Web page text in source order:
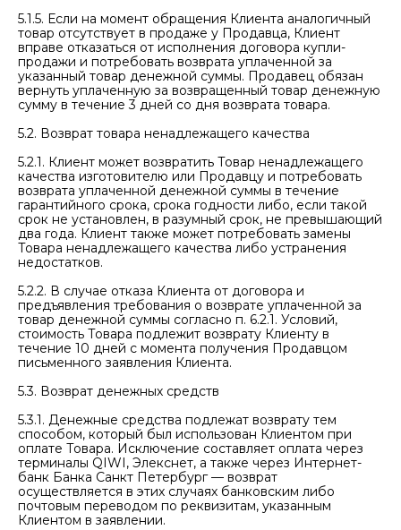
5.1.5. Если на момент обращения Клиента аналогичный
товар отсутствует в продаже у Продавца, Клиент
вправе отказаться от исполнения договора купли-
продажи и потребовать возврата уплаченной за
указанный товар денежной суммы. Продавец обязан
вернуть уплаченную за возвращенный товар денежную
сумму в течение 3 дней со дня возврата товара.
5.2. Возврат товара ненадлежащего качества
5.2.1. Клиент может возвратить Товар ненадлежащего
качества изготовителю или Продавцу и потребовать
возврата уплаченной денежной суммы в течение
гарантийного срока, срока годности либо, если такой
срок не установлен, в разумный срок, не превышающий
два года. Клиент также может потребовать замены
Товара ненадлежащего качества либо устранения
недостатков.
5.2.2. В случае отказа Клиента от договора и
предъявления требования о возврате уплаченной за
товар денежной суммы согласно п. 6.2.1. Условий,
стоимость Товара подлежит возврату Клиенту в
течение 10 дней с момента получения Продавцом
письменного заявления Клиента.
5.3. Возврат денежных средств
5.3.1. Денежные средства подлежат возврату тем
способом, который был использован Клиентом при
оплате Товара. Исключение составляет оплата через
терминалы QIWI, Элекснет, а также через Интернет-
банк Банка Санкт Петербург — возврат
осуществляется в этих случаях банковским либо
почтовым переводом по реквизитам, указанным
Клиентом в заявлении.